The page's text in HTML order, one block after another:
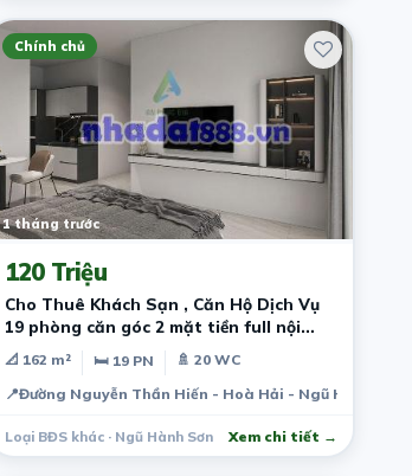
Chính chủ
1 tháng trước
120 Triệu
Cho Thuê Khách Sạn , Căn Hộ Dịch Vụ
19 phòng căn góc 2 mặt tiền full nội
thất
📐 162 m² 🛏 19 PN
🚿 20 WC
📍Đường Nguyễn Thần Hiến - Hoà Hải - Ngũ Hành Sơn
Loại BĐS khác · Ngũ Hành Sơn Xem chi tiết →